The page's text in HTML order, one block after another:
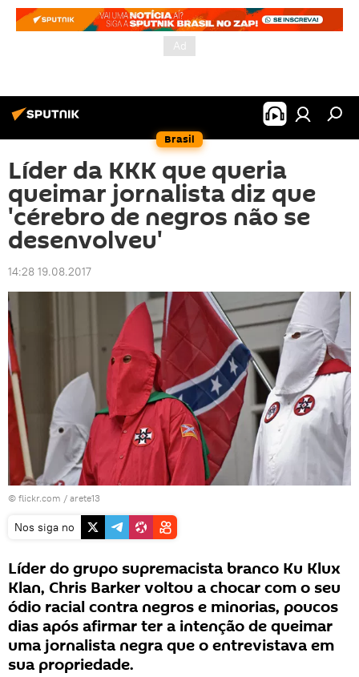
Brasil
Líder da KKK que queria
queimar jornalista diz que
'cérebro de negros não se
desenvolveu'
14:28 19.08.2017
© flickr.com / arete13
Nos siga no
Líder do grupo supremacista branco Ku Klux
Klan, Chris Barker voltou a chocar com o seu
ódio racial contra negros e minorias, poucos
dias após afirmar ter a intenção de queimar
uma jornalista negra que o entrevistava em
sua propriedade.